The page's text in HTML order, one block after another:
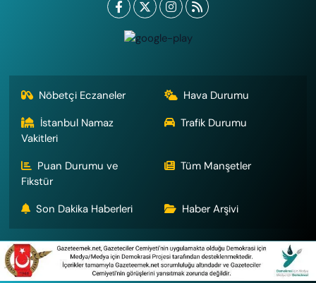
Nöbetçi Eczaneler
Hava Durumu
İstanbul Namaz
Vakitleri
Trafik Durumu
Puan Durumu ve
Fikstür
Tüm Manşetler
Son Dakika Haberleri Haber Arşivi